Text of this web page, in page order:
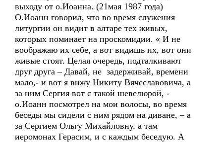
выходу от о.Иоанна. (21мая 1987 года)
О.Иоанн говорил, что во время служения
литургии он видит в алтаре тех живых,
которых поминает на проскомидии. « И не
воображаю их себе, а вот видишь их, вот они
живые стоят. Целая очередь, подталкивают
друг друга – Давай, не задерживай, времени
мало,- и вот я вижу Никиту Вячеславовича, а
за ним Сергия вот с такой шевелюрой, -
о.Иоанн посмотрел на мои волосы, во время
беседы мы сидели с ним рядом на диване, – а
за Сергием Ольгу Михайловну, а там
иеромонах Герасим, и с каждым беседую. А